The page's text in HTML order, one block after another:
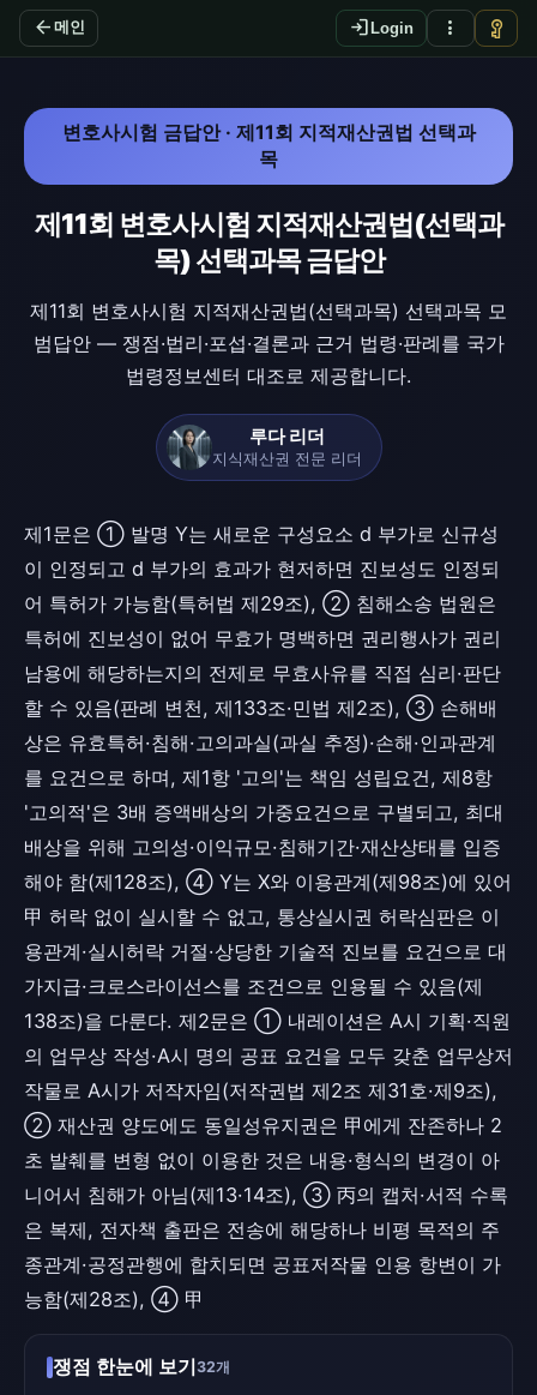
arrow_back 메인 login Login more_vert vpn_key
변호사시험 금답안 · 제11회 지적재산권법 선택과
목
제11회 변호사시험 지적재산권법(선택과
목) 선택과목 금답안
제11회 변호사시험 지적재산권법(선택과목) 선택과목 모
범답안 — 쟁점·법리·포섭·결론과 근거 법령·판례를 국가
법령정보센터 대조로 제공합니다.
루다 리더
지식재산권 전문 리더
제1문은 ① 발명 Y는 새로운 구성요소 d 부가로 신규성
이 인정되고 d 부가의 효과가 현저하면 진보성도 인정되
어 특허가 가능함(특허법 제29조), ② 침해소송 법원은
특허에 진보성이 없어 무효가 명백하면 권리행사가 권리
남용에 해당하는지의 전제로 무효사유를 직접 심리·판단
할 수 있음(판례 변천, 제133조·민법 제2조), ③ 손해배
상은 유효특허·침해·고의과실(과실 추정)·손해·인과관계
를 요건으로 하며, 제1항 '고의'는 책임 성립요건, 제8항
'고의적'은 3배 증액배상의 가중요건으로 구별되고, 최대
배상을 위해 고의성·이익규모·침해기간·재산상태를 입증
해야 함(제128조), ④ Y는 X와 이용관계(제98조)에 있어
甲 허락 없이 실시할 수 없고, 통상실시권 허락심판은 이
용관계·실시허락 거절·상당한 기술적 진보를 요건으로 대
가지급·크로스라이선스를 조건으로 인용될 수 있음(제
138조)을 다룬다. 제2문은 ① 내레이션은 A시 기획·직원
의 업무상 작성·A시 명의 공표 요건을 모두 갖춘 업무상저
작물로 A시가 저작자임(저작권법 제2조 제31호·제9조),
② 재산권 양도에도 동일성유지권은 甲에게 잔존하나 2
초 발췌를 변형 없이 이용한 것은 내용·형식의 변경이 아
니어서 침해가 아님(제13·14조), ③ 丙의 캡처·서적 수록
은 복제, 전자책 출판은 전송에 해당하나 비평 목적의 주
종관계·공정관행에 합치되면 공표저작물 인용 항변이 가
능함(제28조), ④ 甲
쟁점 한눈에 보기32개